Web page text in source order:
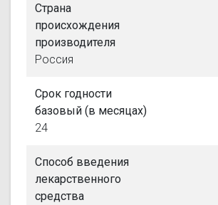
Страна
происхождения
производителя
Россия
Срок годности
базовый (в месяцах)
24
Способ введения
лекарственного
средства